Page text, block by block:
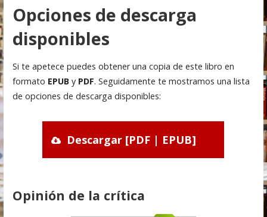
Opciones de descarga
disponibles
Si te apetece puedes obtener una copia de este libro en
formato EPUBy PDF. Seguidamente te mostramos una lista
de opciones de descarga disponibles:
Descargar [PDF | EPUB]
Opinión de la crítica